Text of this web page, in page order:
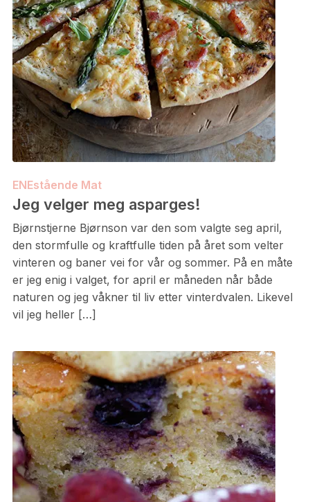
ENEstående Mat
Jeg velger meg asparges!
Bjørnstjerne Bjørnson var den som valgte seg april,
den stormfulle og kraftfulle tiden på året som velter
vinteren og baner vei for vår og sommer. På en måte
er jeg enig i valget, for april er måneden når både
naturen og jeg våkner til liv etter vinterdvalen. Likevel
vil jeg heller […]